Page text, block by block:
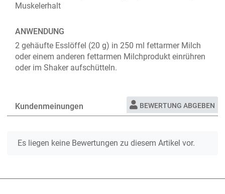
Muskelerhalt
ANWENDUNG
2 gehäufte Esslöffel (20 g) in 250 ml fettarmer Milch
oder einem anderen fettarmen Milchprodukt einrühren
oder im Shaker aufschütteln.
Kundenmeinungen BEWERTUNG ABGEBEN
Es liegen keine Bewertungen zu diesem Artikel vor.